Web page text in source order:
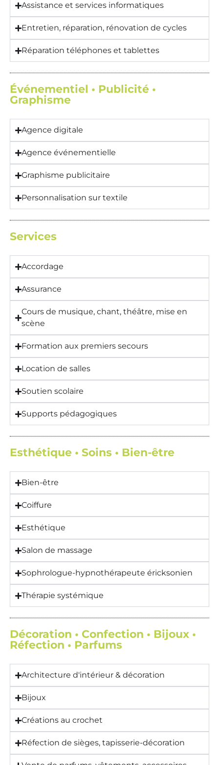
Assistance et services informatiques
Entretien, réparation, rénovation de cycles
Réparation téléphones et tablettes
Événementiel • Publicité •
Graphisme
Agence digitale
Agence événementielle
Graphisme publicitaire
Personnalisation sur textile
Services
Accordage
Assurance
Cours de musique, chant, théâtre, mise en
scène
Formation aux premiers secours
Location de salles
Soutien scolaire
Supports pédagogiques
Esthétique • Soins • Bien-être
Bien-être
Coiffure
Esthétique
Salon de massage
Sophrologue-hypnothérapeute éricksonien
Thérapie systémique
Décoration • Confection • Bijoux •
Réfection • Parfums
Architecture d'intérieur & décoration
Bijoux
Créations au crochet
Réfection de sièges, tapisserie-décoration